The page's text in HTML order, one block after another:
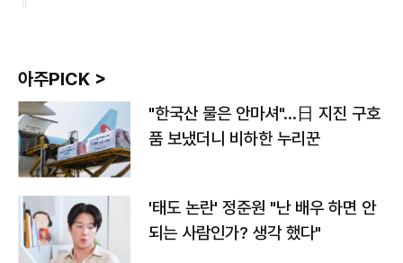
아주PICK >
"한국산 물은 안마셔"…日 지진 구호
품 보냈더니 비하한 누리꾼
'태도 논란' 정준원 "난 배우 하면 안
되는 사람인가? 생각 했다"